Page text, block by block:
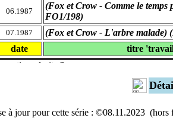
06.1987
(Fox et Crow - Comme le temps
FO1/198)
07.1987
(Fox et Crow - L'arbre malade)
date titre
à jour pour cette série : ©08.11.2023 (hors